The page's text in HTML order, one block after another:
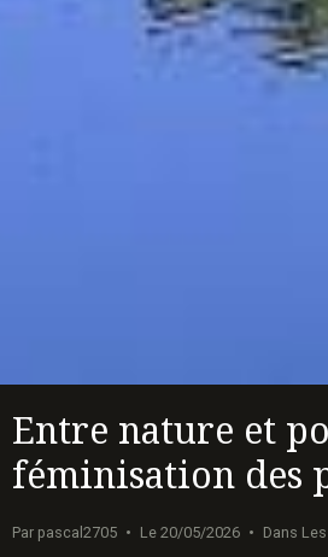
Entre nature et
féminisation des
Par pascal2705 Le 20/05/2026 Dans